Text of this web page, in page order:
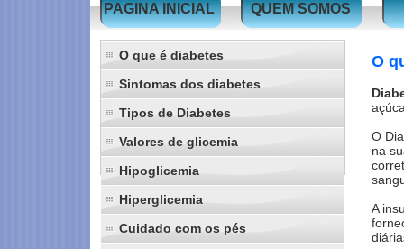
PAGINA INICIAL QUEM SOMOS
O que é diabetes
Sintomas dos diabetes
Tipos de Diabetes
Valores de glicemia
Hipoglicemia
Hiperglicemia
Cuidado com os pés
O
O
na
A